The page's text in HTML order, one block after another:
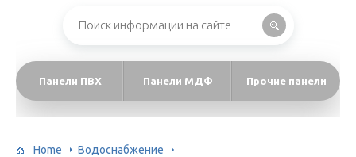
Панели ПВХ Панели МДФ Прочие панели
Home
Водоснабжение